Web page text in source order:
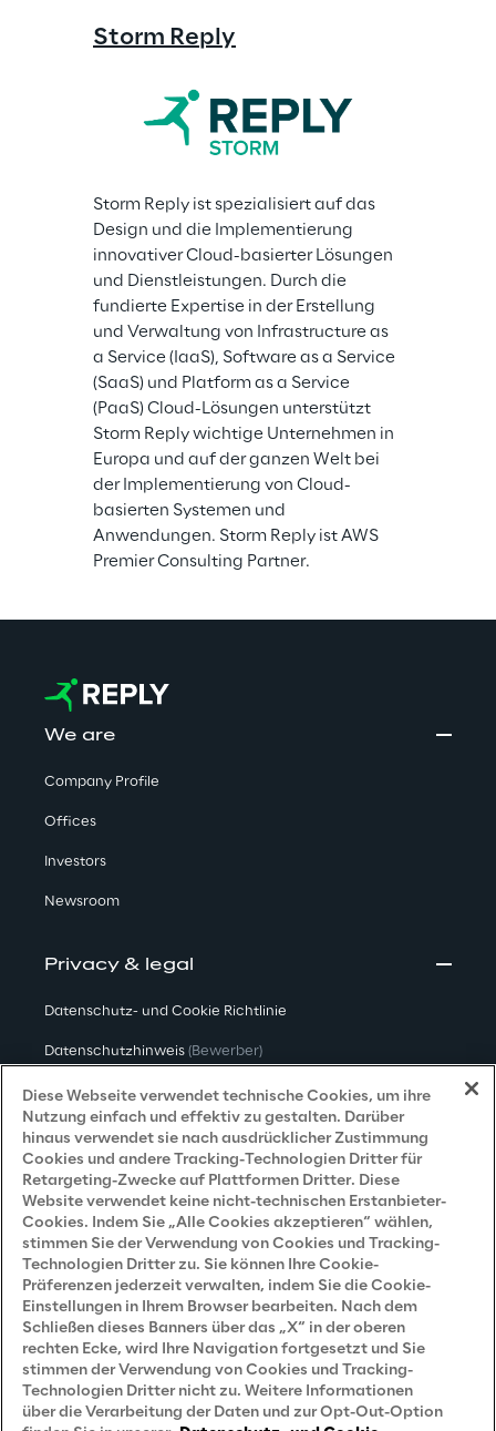
Storm Reply
Storm Reply ist spezialisiert auf das
Design und die Implementierung
innovativer Cloud-basierter Lösungen
und Dienstleistungen. Durch die
fundierte Expertise in der Erstellung
und Verwaltung von Infrastructure as
a Service (IaaS), Software as a Service
(SaaS) und Platform as a Service
(PaaS) Cloud-Lösungen unterstützt
Storm Reply wichtige Unternehmen in
Europa und auf der ganzen Welt bei
der Implementierung von Cloud-
basierten Systemen und
Anwendungen. Storm Reply ist AWS
Premier Consulting Partner.
We are
Company Profile
Offices
Investors
Newsroom
Privacy & legal
Datenschutz- und Cookie Richtlinie
Datenschutzhinweis (Bewerber)
Datenschutzhinweis(Kunden)
Datenschutzhinweis (Dienstleister)
Datenschutzhinweis (Marketing)
Accessibility Statement
Careers
Contacts
Diese Webseite verwendet technische Cookies, um ihre
Nutzung einfach und effektiv zu gestalten. Darüber
hinaus verwendet sie nach ausdrücklicher Zustimmung
Cookies und andere Tracking-Technologien Dritter für
Retargeting-Zwecke auf Plattformen Dritter. Diese
Website verwendet keine nicht-technischen Erstanbieter-
Cookies. Indem Sie „Alle Cookies akzeptieren“ wählen,
stimmen Sie der Verwendung von Cookies und Tracking-
Technologien Dritter zu. Sie können Ihre Cookie-
Präferenzen jederzeit verwalten, indem Sie die Cookie-
Einstellungen in Ihrem Browser bearbeiten. Nach dem
Schließen dieses Banners über das „X“ in der oberen
rechten Ecke, wird Ihre Navigation fortgesetzt und Sie
stimmen der Verwendung von Cookies und Tracking-
Technologien Dritter nicht zu. Weitere Informationen
über die Verarbeitung der Daten und zur Opt-Out-Option